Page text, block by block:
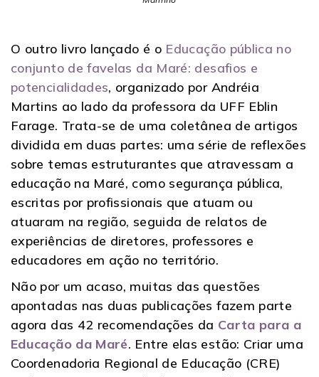
O outro livro lançado é o Educação pública no
conjunto de favelas da Maré: desafios e
potencialidades, organizado por Andréia
Martins ao lado da professora da UFF Eblin
Farage. Trata-se de uma coletânea de artigos
dividida em duas partes: uma série de reflexões
sobre temas estruturantes que atravessam a
educação na Maré, como segurança pública,
escritas por profissionais que atuam ou
atuaram na região, seguida de relatos de
experiências de diretores, professores e
educadores em ação no território.
Não por um acaso, muitas das questões
apontadas nas duas publicações fazem parte
agora das 42 recomendações da Carta para a
Educação da Maré. Entre elas estão: Criar uma
Coordenadoria Regional de Educação (CRE)